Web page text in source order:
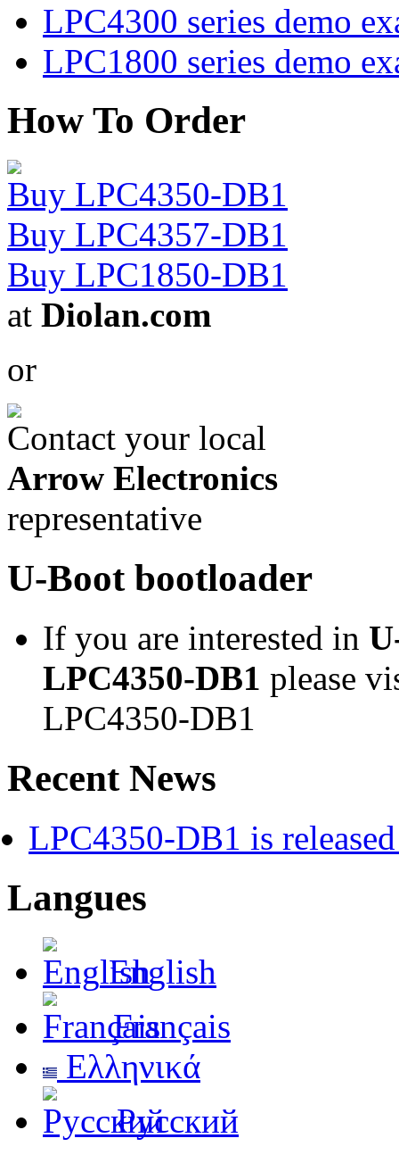
LPC4300 series demo
LPC1800 series demo
How To Order
Buy LPC4350-DB1
Buy LPC4357-DB1
Buy LPC1850-DB1
at Diolan.com
or
Contact your local
Arrow Electronics
representative
U-Boot bootloader
If you are interested in
LPC4350-DB1 please
LPC4350-DB1
Recent News
LPC4350-DB1 is
Langues
English
Français
Ελληνικά
Русский